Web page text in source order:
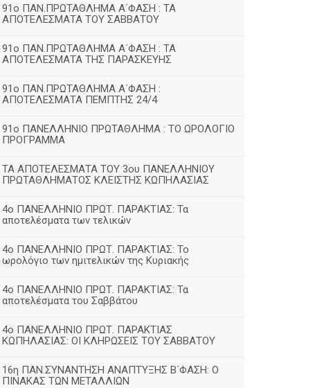
91ο ΠΑΝ.ΠΡΩΤΑΘΛΗΜΑ Α΄ΦΑΣΗ : ΤΑ
ΑΠΟΤΕΛΕΣΜΑΤΑ ΤΟΥ ΣΑΒΒΑΤΟΥ
91ο ΠΑΝ.ΠΡΩΤΑΘΛΗΜΑ Α΄ΦΑΣΗ : ΤΑ
ΑΠΟΤΕΛΕΣΜΑΤΑ ΤΗΣ ΠΑΡΑΣΚΕΥΗΣ
91ο ΠΑΝ.ΠΡΩΤΑΘΛΗΜΑ Α΄ΦΑΣΗ :
ΑΠΟΤΕΛΕΣΜΑΤΑ ΠΕΜΠΤΗΣ 24/4
91ο ΠΑΝΕΛΛΗΝΙΟ ΠΡΩΤΑΘΛΗΜΑ : ΤΟ ΩΡΟΛΟΓΙΟ
ΠΡΟΓΡΑΜΜΑ
ΤΑ ΑΠΟΤΕΛΕΣΜΑΤΑ ΤΟΥ 3ου ΠΑΝΕΛΛΗΝΙΟΥ
ΠΡΩΤΑΘΛΗΜΑΤΟΣ ΚΛΕΙΣΤΗΣ ΚΩΠΗΛΑΣΙΑΣ
4ο ΠΑΝΕΛΛΗΝΙΟ ΠΡΩΤ. ΠΑΡΑΚΤΙΑΣ: Τα
αποτελέσματα των τελικών
4ο ΠΑΝΕΛΛΗΝΙΟ ΠΡΩΤ. ΠΑΡΑΚΤΙΑΣ: Το
ωρολόγιο των ημιτελικών της Κυριακής
4ο ΠΑΝΕΛΛΗΝΙΟ ΠΡΩΤ. ΠΑΡΑΚΤΙΑΣ: Τα
αποτελέσματα του Σαββάτου
4ο ΠΑΝΕΛΛΗΝΙΟ ΠΡΩΤ. ΠΑΡΑΚΤΙΑΣ
ΚΩΠΗΛΑΣΙΑΣ: ΟΙ ΚΛΗΡΩΣΕΙΣ ΤΟΥ ΣΑΒΒΑΤΟΥ
16η ΠΑΝ.ΣΥΝΑΝΤΗΣΗ ΑΝΑΠΤΥΞΗΣ Β΄ΦΑΣΗ: Ο
ΠΙΝΑΚΑΣ ΤΩΝ ΜΕΤΑΛΛΙΩΝ